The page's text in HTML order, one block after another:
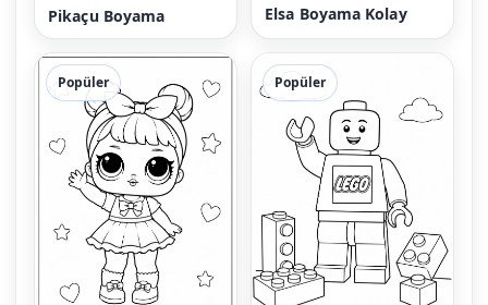
Pikaçu Boyama Elsa Boyama Kolay
Popüler Popüler